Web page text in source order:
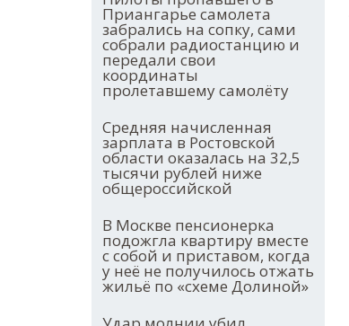
Приангарье самолета
забрались на сопку, сами
собрали радиостанцию и
передали свои
координаты
пролетавшему самолёту
Средняя начисленная
зарплата в Ростовской
области оказалась на 32,5
тысячи рублей ниже
общероссийской
В Москве пенсионерка
подожгла квартиру вместе
с собой и приставом, когда
у неё не получилось отжать
жильё по «схеме Долиной»